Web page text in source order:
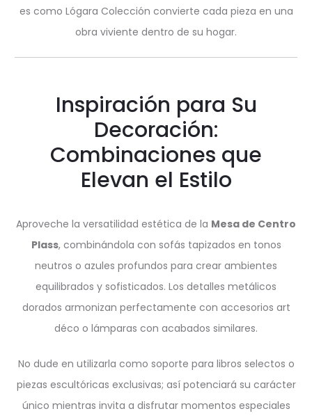
es como Lógara Colección convierte cada pieza en una
obra viviente dentro de su hogar.
Inspiración para Su
Decoración:
Combinaciones que
Elevan el Estilo
Aproveche la versatilidad estética de la Mesa de Centro
Plass, combinándola con sofás tapizados en tonos
neutros o azules profundos para crear ambientes
equilibrados y sofisticados. Los detalles metálicos
dorados armonizan perfectamente con accesorios art
déco o lámparas con acabados similares.
No dude en utilizarla como soporte para libros selectos o
piezas escultóricas exclusivas; así potenciará su carácter
único mientras invita a disfrutar momentos especiales